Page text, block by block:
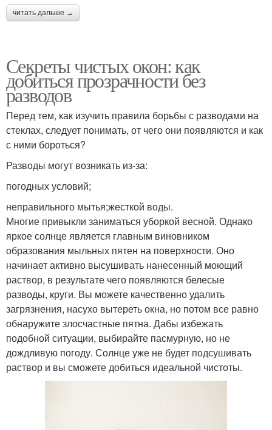
читать дальше →
Секреты чистых окон: как
добиться прозрачности без
разводов
Перед тем, как изучить правила борьбы с разводами на
стеклах, следует понимать, от чего они появляются и как
с ними бороться?
Разводы могут возникать из-за:
погодных условий;
неправильного мытья;жесткой воды.
Многие привыкли заниматься уборкой весной. Однако
яркое солнце является главным виновником
образования мыльных пятен на поверхности. Оно
начинает активно высушивать нанесенный моющий
раствор, в результате чего появляются белесые
разводы, круги. Вы можете качественно удалить
загрязнения, насухо вытереть окна, но потом все равно
обнаружите злосчастные пятна. Дабы избежать
подобной ситуации, выбирайте пасмурную, но не
дождливую погоду. Солнце уже не будет подсушивать
раствор и вы сможете добиться идеальной чистоты.